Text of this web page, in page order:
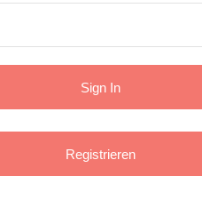
Registrieren